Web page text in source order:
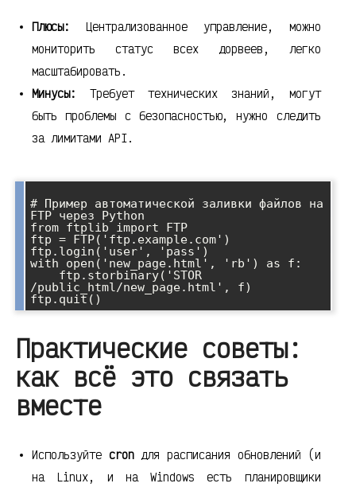
Плюсы:
Централизованное управление, можно
мониторить статус всех дорвеев, легко
масштабировать.
Минусы:
Требует технических знаний, могут
быть проблемы с безопасностью, нужно следить
за лимитами API.
# Пример автоматической заливки файлов на
FTP через Python
from ftplib import FTP
ftp = FTP('ftp.example.com')
ftp.login('user', 'pass')
with open('new_page.html', 'rb') as f:
/public_html/new_page.html', f)
Практические советы:
как всё это связать
вместе
Используйте cronдля расписания обновлений (и
на Linux, и на Windows есть планировщики